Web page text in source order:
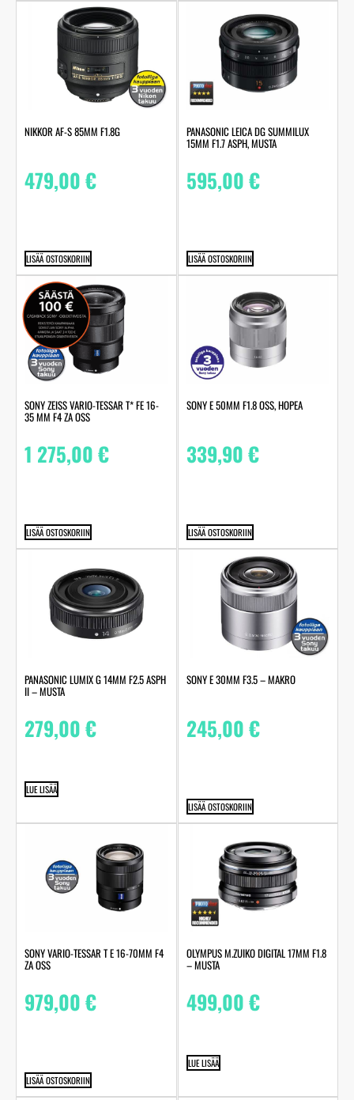
NIKKOR AF-S 85MM F1.8G
479,00€
LISÄÄ OSTOSKORIIN
PANASONIC LEICA DG SUMMILUX
15MM F1.7 ASPH, MUSTA
595,00€
LISÄÄ OSTOSKORIIN
SONY ZEISS VARIO-TESSAR T* FE 16-
35 MM F4 ZA OSS
1 275,00€
LISÄÄ OSTOSKORIIN
SONY E 50MM F1.8 OSS, HOPEA
339,90€
LISÄÄ OSTOSKORIIN
PANASONIC LUMIX G 14MM F2.5 ASPH
II – MUSTA
279,00€
LUE LISÄÄ
SONY E 30MM F3.5 – MAKRO
245,00€
LISÄÄ OSTOSKORIIN
SONY VARIO-TESSAR T E 16-70MM F4
ZA OSS
979,00€
LISÄÄ OSTOSKORIIN
OLYMPUS M.ZUIKO DIGITAL 17MM F1.8
– MUSTA
499,00€
LUE LISÄÄ